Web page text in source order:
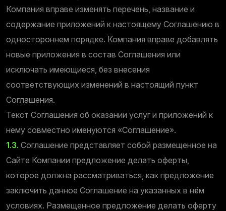
Компания вправе изменять перечень, название и
содержание приложений к настоящему Соглашению в
одностороннем порядке. Компания вправе добавлять
новые приложения в состав Соглашения или
исключать имеющиеся, без внесения
соответствующих изменений в настоящий пункт
Соглашения.
Текст Соглашения об оказании услуг и приложений к
нему совместно именуются «Соглашение».
1.3. Соглашение представляет собой размещенное на
Сайте Компании предложение делать оферты,
которое должна рассматриваться, как предложение
заключить данное Соглашение на указанных в нём
условиях. Размещенное предложение делать оферту